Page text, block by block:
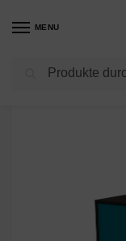
MENU
Unkategorisiert /